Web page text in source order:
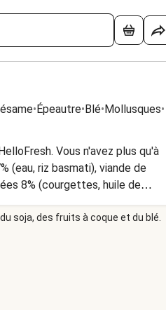
•Épeautre•Blé•Mollusques•
Vous n'avez plus qu'à
(eau, riz basmati), viande de
8% (courgettes, huile de
de yaourt vivant), sauce
épices (contient MOUTARDE,
SOJA, BLÉ PEUT CONTENIR
au frais (max. 4 ⁰C).
minutes à 850W Retirer le film
soja, des fruits à coque et du blé.